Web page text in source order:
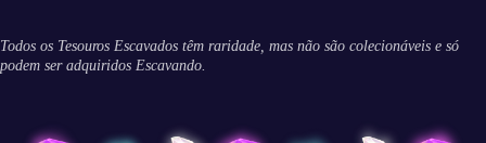
Todos os Tesouros Escavados têm raridade, mas não são colecionáveis e só
podem ser adquiridos Escavando.